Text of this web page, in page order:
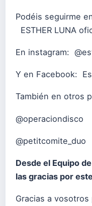
Podéis seguirme
ESTHER LUNA
En instagram:
Y en Facebook:
También en otros
@operaciondisco
@petitcomite_duo
Desde el Equipo
las gracias por
Gracias a